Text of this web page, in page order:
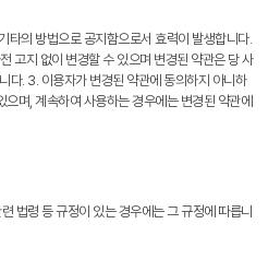
타의 방법으로 공지함으로서 효력이 발생합니다.
고지 없이 변경할 수 있으며 변경된 약관은 당 사
다. 3. 이용자가 변경된 약관에 동의하지 아니하
며, 계속하여 사용하는 경우에는 변경된 약관에
법령 등 규정이 있는 경우에는 그 규정에 따릅니